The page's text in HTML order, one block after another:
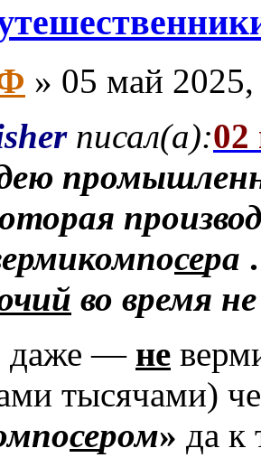
» 05 май
писал(а):02
сера
во время
даже — не
тысячами)
сером» да к